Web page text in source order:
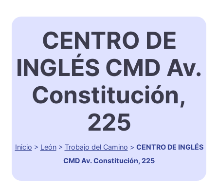
CENTRO DE
INGLÉS CMD Av.
Constitución,
225
Inicio > León> Trobajo del Camino > CENTRO DE INGLÉS
CMD Av. Constitución, 225